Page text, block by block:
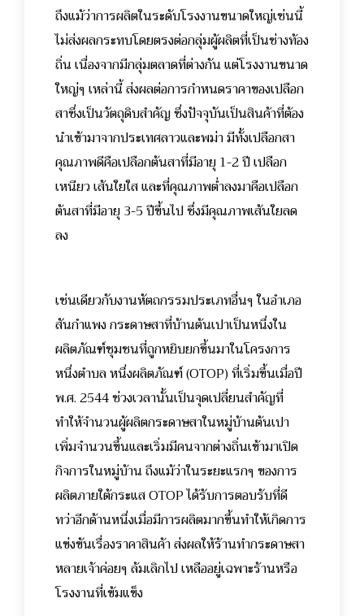
ถึงแม้ว่าการผลิตในระดับโรงงานขนาดใหญ่เช่นนี้
ไม่ส่งผลกระทบโดยตรงต่อกลุ่มผู้ผลิตที่เป็นช่างท้อง
ถิ่น เนื่องจากมีกลุ่มตลาดที่ต่างกัน แต่โรงงานขนาด
ใหญ่ๆ เหล่านี้ ส่งผลต่อการกำหนดราคาของเปลือก
สาซึ่งเป็นวัตถุดิบสำคัญ ซึ่งปัจจุบันเป็นสินค้าที่ต้อง
นำเข้ามาจากประเทศลาวและพม่า มีทั้งเปลือกสา
คุณภาพดีคือเปลือกต้นสาที่มีอายุ 1-2 ปี เปลือก
เหนียว เส้นใยใส และที่คุณภาพต่ำลงมาคือเปลือก
ต้นสาที่มีอายุ 3-5 ปีขึ้นไป ซึ่งมีคุณภาพเส้นใยลด
ลง
เช่นเดียวกับงานหัตถกรรมประเภทอื่นๆ ในอำเภอ
สันกำแพง กระดาษสาที่บ้านต้นเปาเป็นหนึ่งใน
ผลิตภัณฑ์ชุมชนที่ถูกหยิบยกขึ้นมาในโครงการ
หนึ่งตำบล หนึ่งผลิตภัณฑ์ (OTOP) ที่เริ่มขึ้นเมื่อปี
พ.ศ. 2544 ช่วงเวลานั้นเป็นจุดเปลี่ยนสำคัญที่
ทำให้จำนวนผู้ผลิตกระดาษสาในหมู่บ้านต้นเปา
เพิ่มจำนวนขึ้นและเริ่มมีคนจากต่างถิ่นเข้ามาเปิด
กิจการในหมู่บ้าน ถึงแม้ว่าในระยะแรกๆ ของการ
ผลิตภายใต้กระแส OTOP ได้รับการตอบรับที่ดี
ทว่าอีกด้านหนึ่งเมื่อมีการผลิตมากขึ้นทำให้เกิดการ
แข่งขันเรื่องราคาสินค้า ส่งผลให้ร้านทำกระดาษสา
หลายเจ้าค่อยๆ ล้มเลิกไป เหลืออยู่เฉพาะร้านหรือ
โรงงานที่เข้มแข็ง